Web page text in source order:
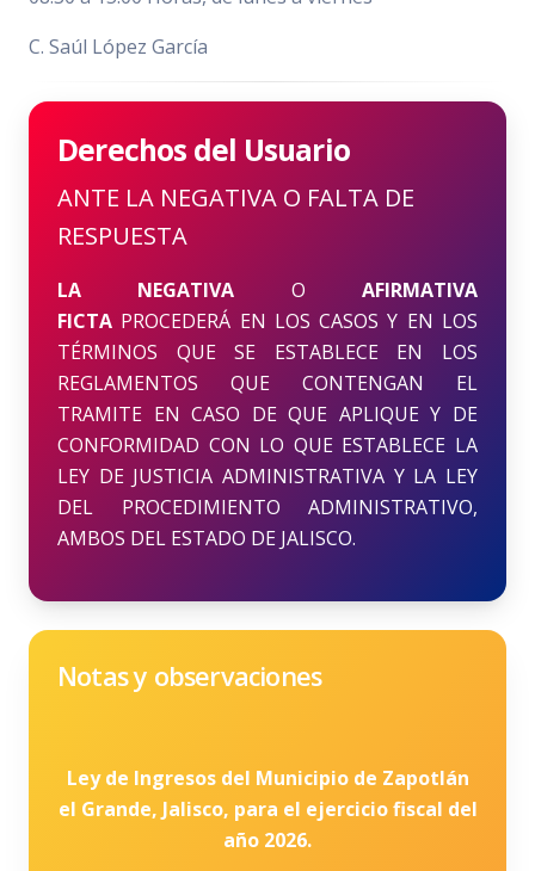
C. Saúl López García
Derechos del Usuario
ANTE LA NEGATIVA O FALTA DE
RESPUESTA
LA NEGATIVA OAFIRMATIVA
FICTA PROCEDERÁ EN LOS CASOS Y EN LOS
TÉRMINOS QUE SE ESTABLECE EN LOS
REGLAMENTOS QUE CONTENGAN EL
TRAMITE EN CASO DE QUE APLIQUE Y DE
CONFORMIDAD CON LO QUE ESTABLECE LA
LEY DE JUSTICIA ADMINISTRATIVA Y LA LEY
DEL PROCEDIMIENTO ADMINISTRATIVO,
AMBOS DEL ESTADO DE JALISCO.
Notas y observaciones
Ley de Ingresos del Municipio de Zapotlán
el Grande, Jalisco, para el ejercicio fiscal del
año 2026.